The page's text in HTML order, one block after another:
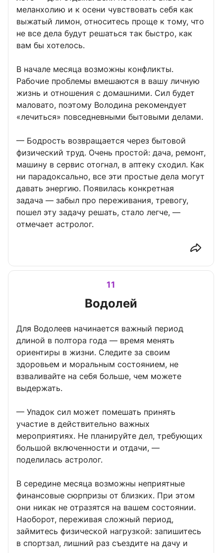
меланхолию и к осени чувствовать себя как
выжатый лимон, относитесь проще к тому, что
не все дела будут решаться так быстро, как
вам бы хотелось.
В начале месяца возможны конфликты.
Рабочие проблемы вмешаются в вашу личную
жизнь и отношения с домашними. Сил будет
маловато, поэтому Володина рекомендует
«лечиться» повседневными бытовыми делами.
— Бодрость возвращается через бытовой
физический труд. Очень простой: дача, ремонт,
машину в сервис отогнал, в аптеку сходил. Как
ни парадоксально, все эти простые дела могут
давать энергию. Появилась конкретная
задача — забыл про переживания, тревогу,
пошел эту задачу решать, стало легче, —
отмечает астролог.
11
Водолей
Для Водолеев начинается важный период
длиной в полтора года — время менять
ориентиры в жизни. Следите за своим
здоровьем и моральным состоянием, не
взваливайте на себя больше, чем можете
выдержать.
— Упадок сил может помешать принять
участие в действительно важных
мероприятиях. Не планируйте дел, требующих
большой включенности и отдачи, —
поделилась астролог.
В середине месяца возможны неприятные
финансовые сюрпризы от близких. При этом
они никак не отразятся на вашем состоянии.
Наоборот, переживая сложный период,
займитесь физической нагрузкой: запишитесь
в спортзал, лишний раз съездите на дачу и